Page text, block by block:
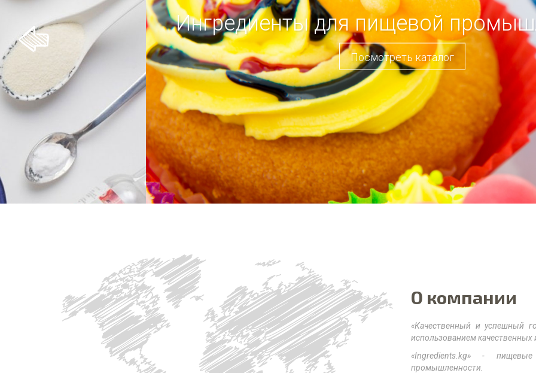
Ингредиенты для пищевой
Посмотреть каталог
О компании
«Качественный и успешный
использованием качественных
«Ingredients kg» - пищевые
промышленности.